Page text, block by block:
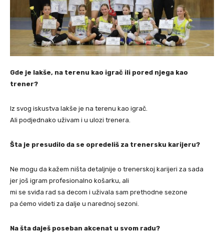
Gde je lakše, na terenu kao igrač ili pored njega kao
trener?
Iz svog iskustva lakše je na terenu kao igrač.
Ali podjednako uživam i u ulozi trenera.
Šta je presudilo da se opredeliš za trenersku karijeru?
Ne mogu da kažem ništa detaljnije o trenerskoj karijeri za sada
jer još igram profesionalno košarku, ali
mi se sviđa rad sa decom i uživala sam prethodne sezone
pa ćemo videti za dalje u narednoj sezoni.
Na šta daješ poseban akcenat u svom radu?